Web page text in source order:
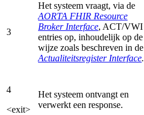
3
Het systeem vraagt, via de
AORTA FHIR Resource
Broker Interface, ACT/VWI
entries op, inhoudelijk op de
wijze zoals beschreven in de
Actualiteitsregister Interface.
4
<exit>
Het systeem ontvangt en
verwerkt een response.